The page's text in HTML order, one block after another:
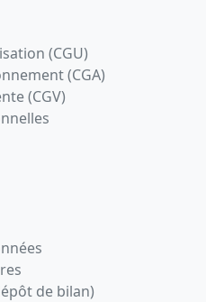
(CGU)
(CGA)
(CGV)
de bilan)